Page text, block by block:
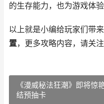
的生存能力，也为游戏体
以上就是小编给玩家们带
置，更多攻略内容，请关注
《漫威秘法狂潮》即将惊
结预抽卡